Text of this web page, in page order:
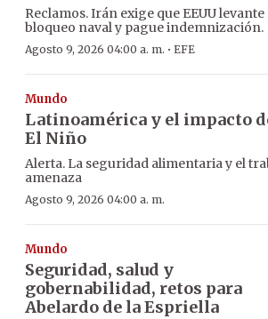
Reclamos. Irán exige que EEUU
bloqueo naval y pague indemnización.
Agosto 9, 2026 04:00 a. m. · EFE
Mundo
Latinoamérica y el impacto
El Niño
Alerta. La seguridad alimentaria y el
amenaza
Agosto 9, 2026 04:00 a. m.
Mundo
Seguridad, salud y
gobernabilidad, retos para
Abelardo de la Espriella